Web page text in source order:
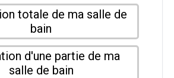
totale de ma salle de
bain
d'une partie de ma
salle de bain